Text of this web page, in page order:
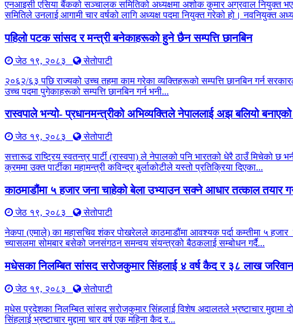
एनआइसी एसिया बैंकको सञ्चालक समितिको अध्यक्षमा अशोक कुमार अग्रवाल नियुक्त
समितिले उनलाई आगामी चार वर्षको लागि अध्यक्ष पदमा नियुक्त गरेको हो। नवनियुक्त
पहिलो पटक सांसद र मन्त्री बनेकाहरूको हुने छैन सम्पत्ति छानबिन
जेठ १९, २०८३
सेतोपाटी
२०६२/६३ पछि राज्यको उच्च तहमा काम गरेका व्यक्तिहरूको सम्पत्ति छानबिन गर्न
उच्च पदमा पुगेकाहरूको सम्पत्ति छानबिन गर्न भनी...
रास्वपाले भन्यो- प्रधानमन्त्रीको अभिव्यक्तिले नेपाललाई अझ बलियो
जेठ १९, २०८३
सेतोपाटी
सत्तारूढ राष्ट्रिय स्वतन्त्र पार्टी (रास्वपा) ले नेपालको पनि भारतको धेरै ठाउँ मिचेको
क्रममा उक्त पार्टीका महामन्त्री कविन्द्र बुर्लाकोटीले यस्तो प्रतिक्रिया दिएका...
काठमाडौंमा ५ हजार जना चाहेको बेला उभ्याउन सक्ने आधार तत्काल तयार
जेठ १९, २०८३
सेतोपाटी
नेकपा (एमाले) का महासचिव शंकर पोखरेलले काठमाडौंमा आवश्यक पर्दा कम्तीमा ५ हजार
च्यासलमा सोमबार बसेको जनसंगठन समन्वय संयन्त्रको बैठकलाई सम्बोधन गर्दै...
मधेसका निलम्बित सांसद सरोजकुमार सिंहलाई ४ वर्ष कैद र ३८ लाख
जेठ १९, २०८३
सेतोपाटी
मधेस प्रदेशका निलम्बित सांसद सरोजकुमार सिंहलाई विशेष अदालतले भ्रष्टाचार
सिंहलाई भ्रष्टाचार मुद्दामा चार वर्ष एक महिना कैद र...